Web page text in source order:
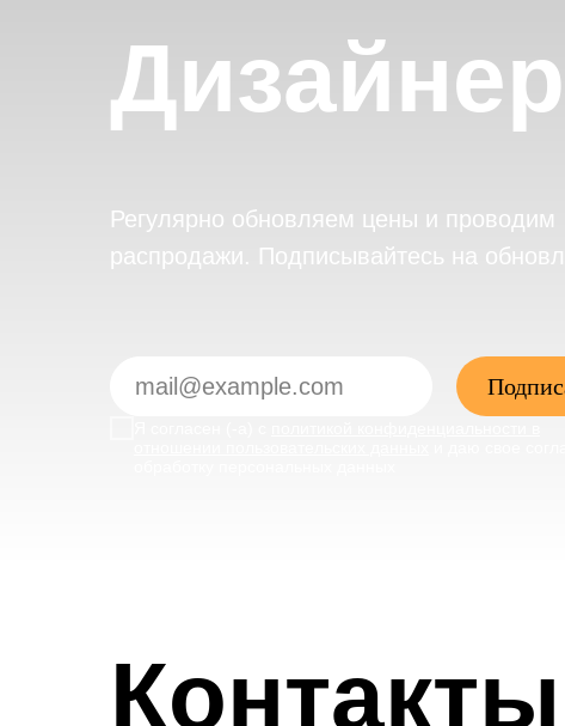
Регулярно обновляем цены и проводим
распродажи. Подписывайтесь на
Контакты